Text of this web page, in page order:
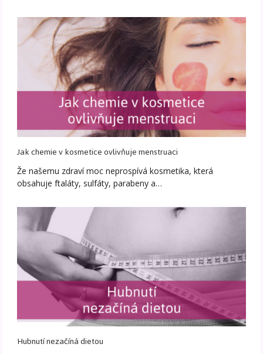
Jak chemie v kosmetice ovlivňuje menstruaci
Že našemu zdraví moc neprospívá kosmetika, která
obsahuje ftaláty, sulfáty, parabeny a…
Hubnutí nezačíná dietou